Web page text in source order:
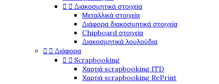
  Διακοσμητικά στοιχεία
Μεταλλικά στοιχεία
Διάφορα διακοσμητικά στοιχεία
Chipboard στοιχεία
Διακοσμητικά λουλούδια
  Διάφορα
  Scrapbooking
Χαρτιά scrapbooking ITD
Χαρτιά scrapbooking RePrint